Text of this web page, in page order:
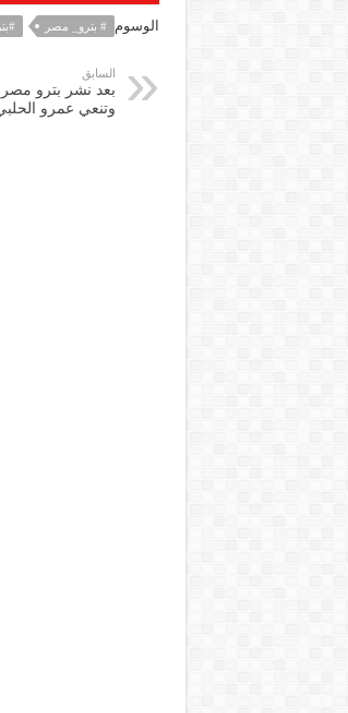
الوسوم # بترو_ مصر
السابق
بعد نشر بترو مصر
وتنعي عمرو